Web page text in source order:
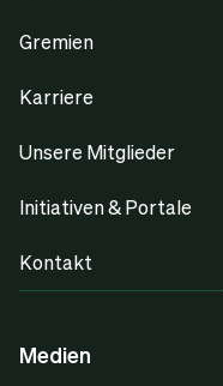
Gremien
Karriere
Unsere Mitglieder
Initiativen & Portale
Kontakt
Medien